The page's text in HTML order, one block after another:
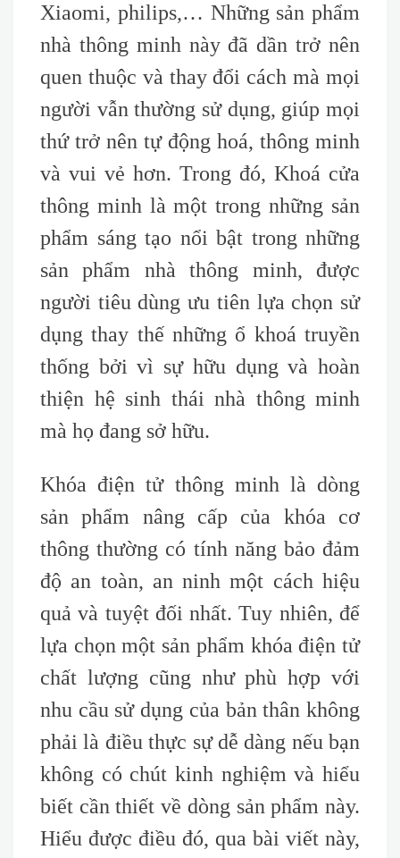
Xiaomi, philips,… Những sản phẩm
nhà thông minh này đã dần trở nên
quen thuộc và thay đổi cách mà mọi
người vẫn thường sử dụng, giúp mọi
thứ trở nên tự động hoá, thông minh
và vui vẻ hơn. Trong đó, Khoá cửa
thông minh là một trong những sản
phẩm sáng tạo nổi bật trong những
sản phẩm nhà thông minh, được
người tiêu dùng ưu tiên lựa chọn sử
dụng thay thế những ổ khoá truyền
thống bởi vì sự hữu dụng và hoàn
thiện hệ sinh thái nhà thông minh
mà họ đang sở hữu.
Khóa điện tử thông minh là dòng
sản phẩm nâng cấp của khóa cơ
thông thường có tính năng bảo đảm
độ an toàn, an ninh một cách hiệu
quả và tuyệt đối nhất. Tuy nhiên, để
lựa chọn một sản phẩm khóa điện tử
chất lượng cũng như phù hợp với
nhu cầu sử dụng của bản thân không
phải là điều thực sự dễ dàng nếu bạn
không có chút kinh nghiệm và hiểu
biết cần thiết về dòng sản phẩm này.
Hiểu được điều đó, qua bài viết này,